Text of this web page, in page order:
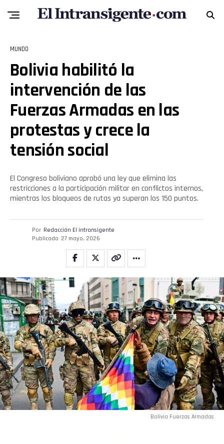
MUNDO
Bolivia habilitó la
intervención de las
Fuerzas Armadas en las
protestas y crece la
tensión social
El Congreso boliviano aprobó una ley que elimina las
restricciones a la participación militar en conflictos internos,
mientras los bloqueos de rutas ya superan los 150 puntos.
Por Redacción El intransigente
Publicado 27 mayo, 2026
Bolivia Fuerzas Armadas